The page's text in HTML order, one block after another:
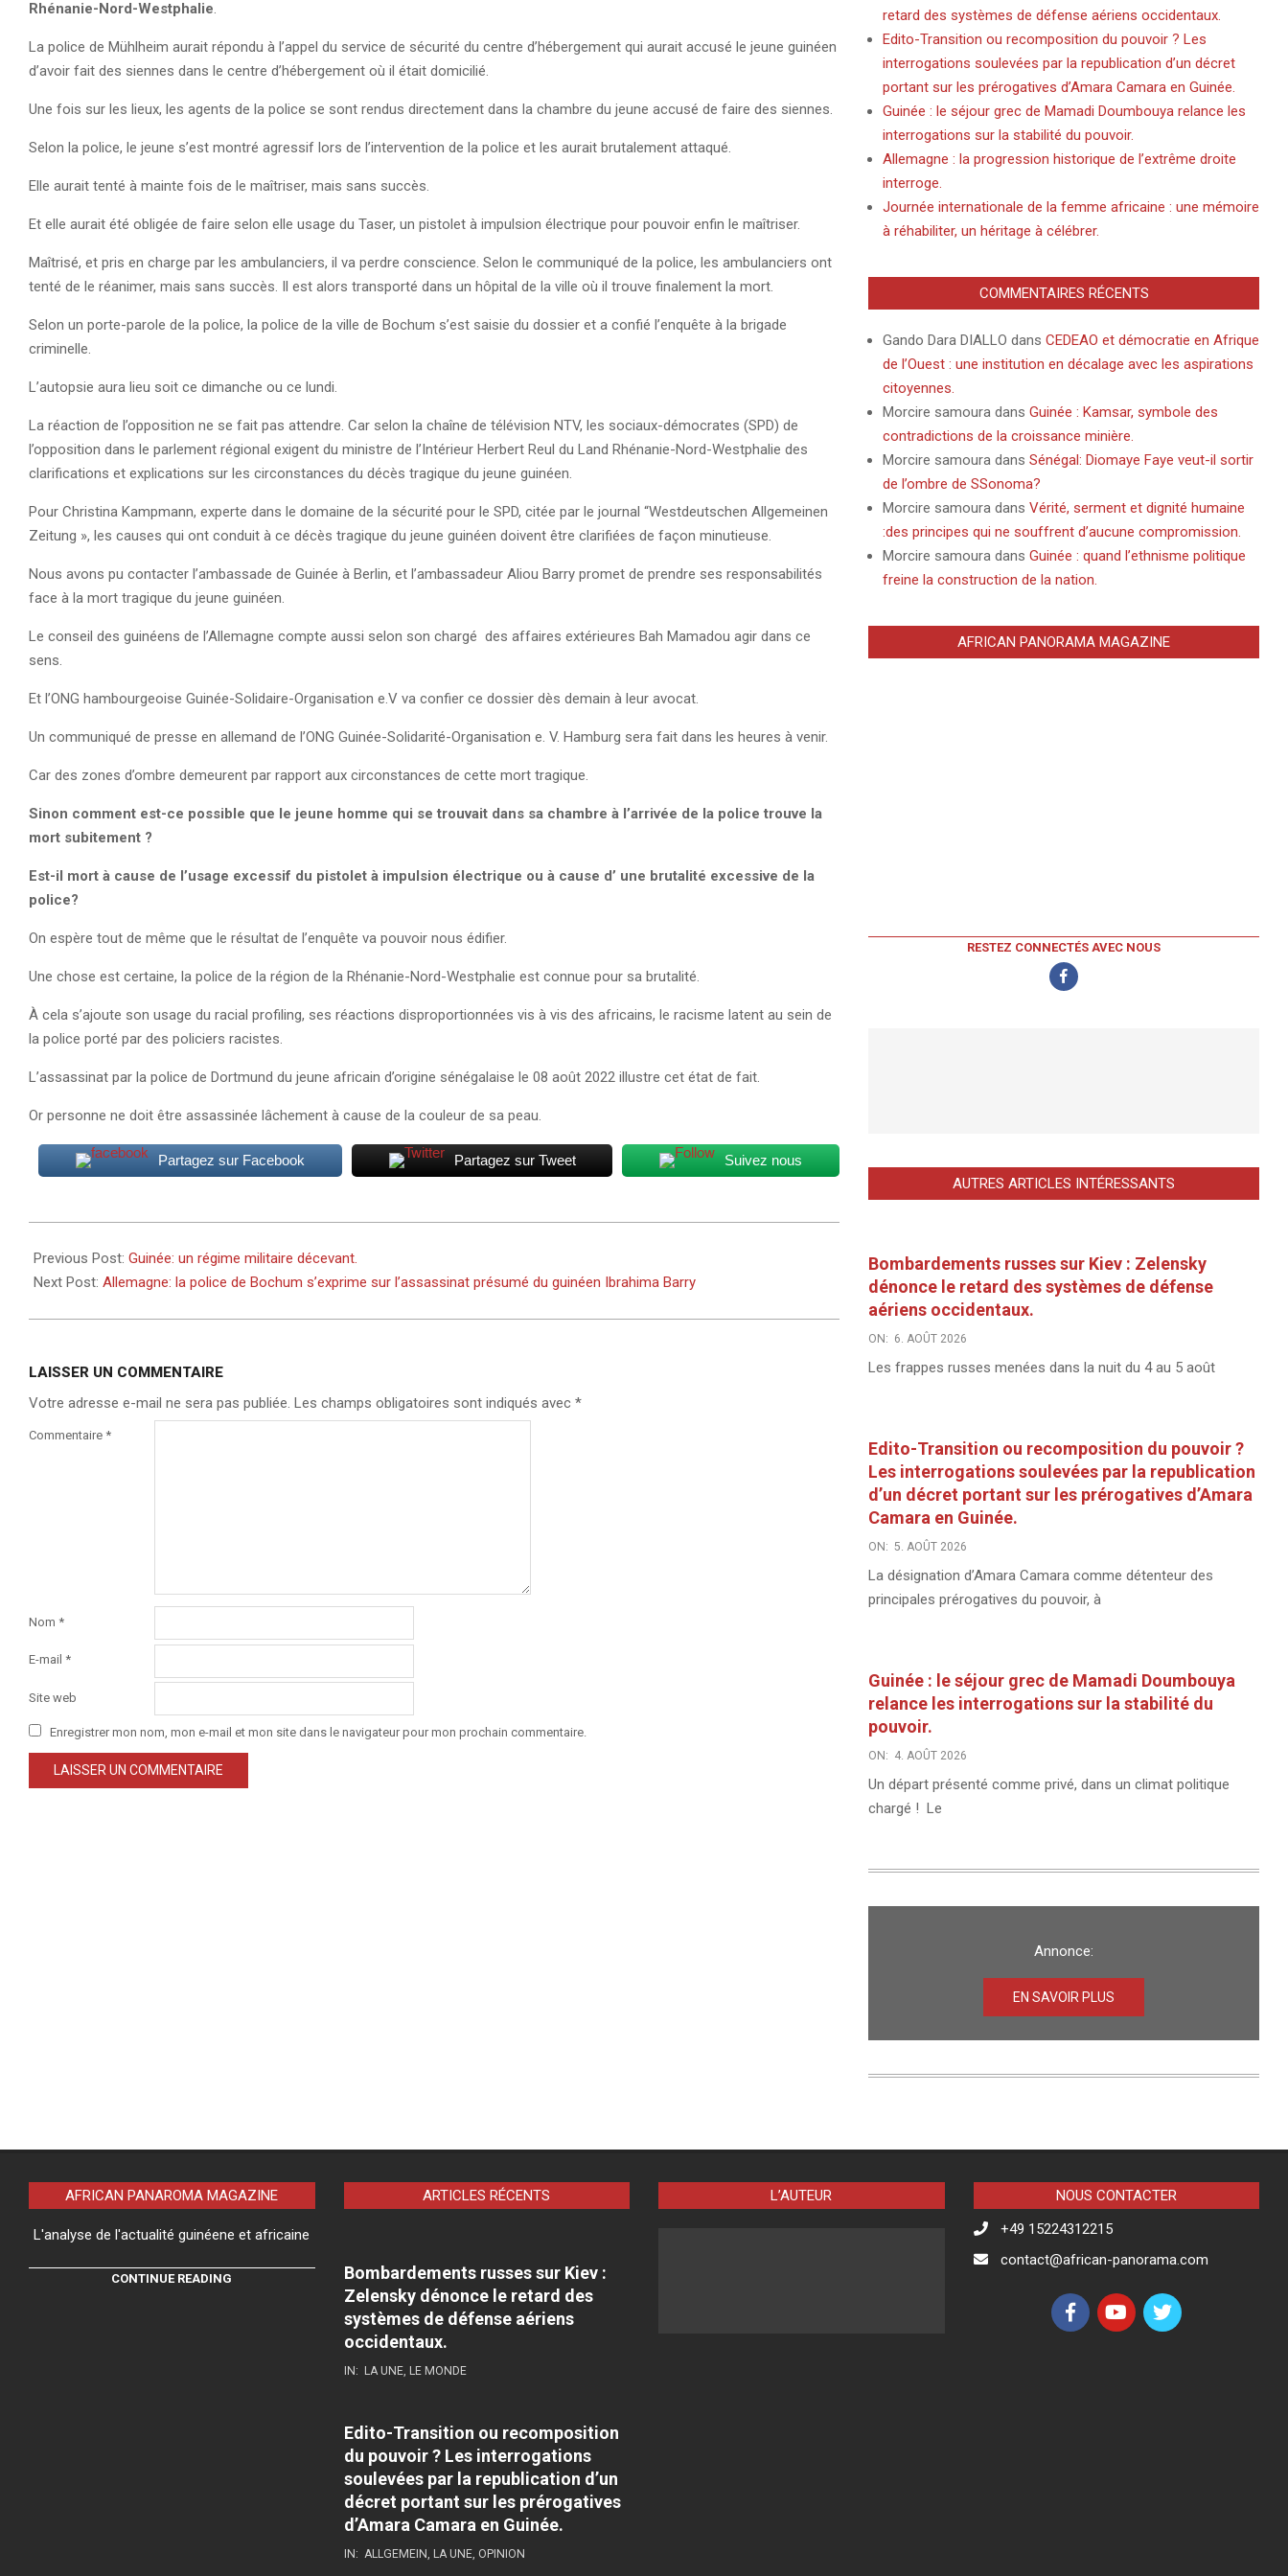
Rhénanie-Nord-Westphalie.
La police de Mühlheim aurait répondu à l’appel du service de sécurité du centre d’hébergement qui aurait accusé le jeune guinéen
d’avoir fait des siennes dans le centre d’hébergement où il était domicilié.
Une fois sur les lieux, les agents de la police se sont rendus directement dans la chambre du jeune accusé de faire des siennes.
Selon la police, le jeune s’est montré agressif lors de l’intervention de la police et les aurait brutalement attaqué.
Elle aurait tenté à mainte fois de le maîtriser, mais sans succès.
Et elle aurait été obligée de faire selon elle usage du Taser, un pistolet à impulsion électrique pour pouvoir enfin le maîtriser.
Maîtrisé, et pris en charge par les ambulanciers, il va perdre conscience. Selon le communiqué de la police, les ambulanciers ont
tenté de le réanimer, mais sans succès. Il est alors transporté dans un hôpital de la ville où il trouve finalement la mort.
Selon un porte-parole de la police, la police de la ville de Bochum s’est saisie du dossier et a confié l’enquête à la brigade
criminelle.
L’autopsie aura lieu soit ce dimanche ou ce lundi.
La réaction de l’opposition ne se fait pas attendre. Car selon la chaîne de télévision NTV, les sociaux-démocrates (SPD) de
l’opposition dans le parlement régional exigent du ministre de l’Intérieur Herbert Reul du Land Rhénanie-Nord-Westphalie des
clarifications et explications sur les circonstances du décès tragique du jeune guinéen.
Pour Christina Kampmann, experte dans le domaine de la sécurité pour le SPD, citée par le journal “Westdeutschen Allgemeinen
Zeitung », les causes qui ont conduit à ce décès tragique du jeune guinéen doivent être clarifiées de façon minutieuse.
Nous avons pu contacter l’ambassade de Guinée à Berlin, et l’ambassadeur Aliou Barry promet de prendre ses responsabilités
face à la mort tragique du jeune guinéen.
Le conseil des guinéens de l’Allemagne compte aussi selon son chargé des affaires extérieures Bah Mamadou agir dans ce
sens.
Et l’ONG hambourgeoise Guinée-Solidaire-Organisation e.V va confier ce dossier dès demain à leur avocat.
Un communiqué de presse en allemand de l’ONG Guinée-Solidarité-Organisation e. V. Hamburg sera fait dans les heures à venir.
Car des zones d’ombre demeurent par rapport aux circonstances de cette mort tragique.
Sinon comment est-ce possible que le jeune homme qui se trouvait dans sa chambre à l’arrivée de la police trouve la
mort subitement ?
Est-il mort à cause de l’usage excessif du pistolet à impulsion électrique ou à cause d’ une brutalité excessive de la
police?
On espère tout de même que le résultat de l’enquête va pouvoir nous édifier.
Une chose est certaine, la police de la région de la Rhénanie-Nord-Westphalie est connue pour sa brutalité.
À cela s’ajoute son usage du racial profiling, ses réactions disproportionnées vis à vis des africains, le racisme latent au sein de
la police porté par des policiers racistes.
L’assassinat par la police de Dortmund du jeune africain d’origine sénégalaise le 08 août 2022 illustre cet état de fait.
Or personne ne doit être assassinée lâchement à cause de la couleur de sa peau.
Partagez sur Facebook Partagez sur Tweet Suivez nous
01-
07
Previous Post: Guinée: un régime militaire décevant.
Next Post: Allemagne: la police de Bochum s’exprime sur l’assassinat présumé du guinéen Ibrahima Barry
LAISSER UN COMMENTAIRE
Votre adresse e-mail ne sera pas publiée. Les champs obligatoires sont indiqués avec *
Commentaire *
Nom *
E-mail *
Site web
Enregistrer mon nom, mon e-mail et mon site dans le navigateur pour mon prochain commentaire.
retard des systèmes de défense aériens occidentaux.
Edito-Transition ou recomposition du pouvoir ? Les
interrogations soulevées par la republication d’un décret
portant sur les prérogatives d’Amara Camara en Guinée.
Guinée : le séjour grec de Mamadi Doumbouya relance les
interrogations sur la stabilité du pouvoir.
Allemagne : la progression historique de l’extrême droite
interroge.
Journée internationale de la femme africaine : une mémoire
à réhabiliter, un héritage à célébrer.
COMMENTAIRES RÉCENTS
Gando Dara DIALLO dans CEDEAO et démocratie en Afrique
de l’Ouest : une institution en décalage avec les aspirations
citoyennes.
Morcire samoura dans Guinée : Kamsar, symbole des
contradictions de la croissance minière.
Morcire samoura dans Sénégal: Diomaye Faye veut-il sortir
de l’ombre de SSonoma?
Morcire samoura dans Vérité, serment et dignité humaine
:des principes qui ne souffrent d’aucune compromission.
Morcire samoura dans Guinée : quand l’ethnisme politique
freine la construction de la nation.
AFRICAN PANORAMA MAGAZINE
RESTEZ CONNECTÉS AVEC NOUS
AUTRES ARTICLES INTÉRESSANTS
Bombardements russes sur Kiev : Zelensky
dénonce le retard des systèmes de défense
aériens occidentaux.
ON: 6. AOÛT 2026
Les frappes russes menées dans la nuit du 4 au 5 août
Edito-Transition ou recomposition du pouvoir ?
Les interrogations soulevées par la republication
d’un décret portant sur les prérogatives d’Amara
Camara en Guinée.
ON: 5. AOÛT 2026
La désignation d’Amara Camara comme détenteur des
principales prérogatives du pouvoir, à
Guinée : le séjour grec de Mamadi Doumbouya
relance les interrogations sur la stabilité du
pouvoir.
ON: 4. AOÛT 2026
Un départ présenté comme privé, dans un climat politique
chargé ! Le
Annonce:
EN SAVOIR PLUS
AFRICAN PANAROMA MAGAZINE
L'analyse de l'actualité guinéene et africaine
CONTINUE READING
ARTICLES RÉCENTS
Bombardements russes sur Kiev :
Zelensky dénonce le retard des
systèmes de défense aériens
occidentaux.
IN: LA UNE, LE MONDE
Edito-Transition ou recomposition
du pouvoir ? Les interrogations
soulevées par la republication d’un
décret portant sur les prérogatives
d’Amara Camara en Guinée.
IN: ALLGEMEIN LA UNE, OPINION
L’AUTEUR
NOUS CONTACTER
+49 15224312215
contact@african-panorama.com